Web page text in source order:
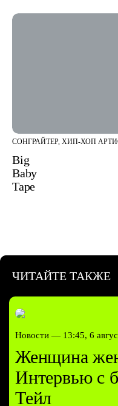
СОНГРАЙТЕР, ХИП-ХОП
Big
Baby
Tape
ЧИТАЙТЕ ТАКЖЕ
Новости — 13:45, 6
Женщина
Интервью с
Тейл